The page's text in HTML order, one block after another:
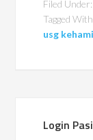
Filed Under:
Tagged
usg
Login